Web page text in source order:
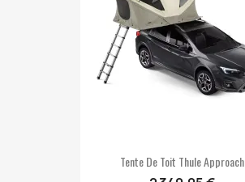
Tente De Toit Thule Approach